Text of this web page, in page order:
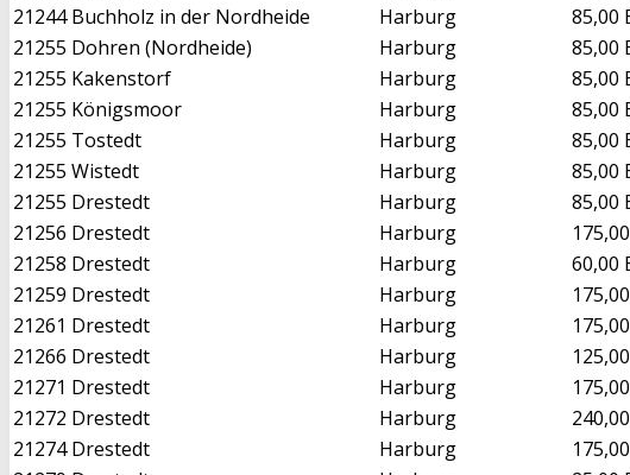
21244 Buchholz in der Nordheide Harburg 85,00
21255 Dohren (Nordheide) Harburg 85,00
21255 Kakenstorf Harburg 85,00
21255 Königsmoor Harburg 85,00
21255 Tostedt Harburg 85,00
21255 Wistedt Harburg 85,00
21255 Drestedt Harburg 85,00
21256 Drestedt Harburg
21258 Drestedt Harburg 60,00
21259 Drestedt Harburg
21261 Drestedt Harburg
21266 Drestedt Harburg
21271 Drestedt Harburg
21272 Drestedt Harburg
21274 Drestedt Harburg